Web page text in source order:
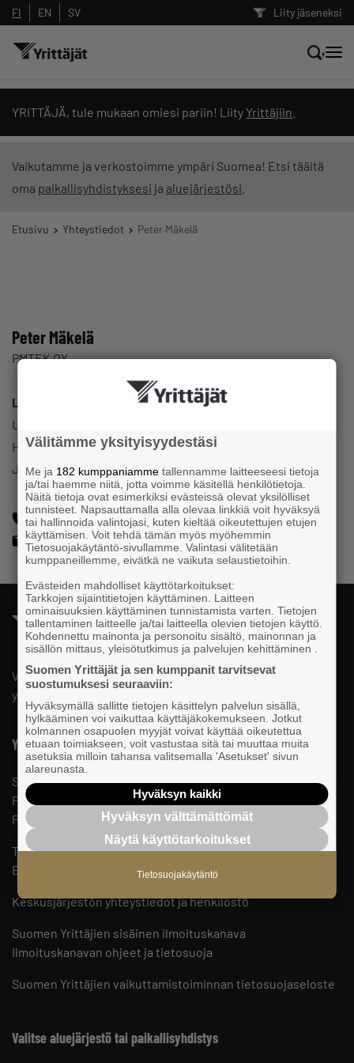
Liity jäseneksi
FI EN SV
YRITTÄJÄ, tule mukaan omiesi pariin! Liity Yrittäjiin
Vaikutamme ja verkostoimme ympäri Suomea! Etsi täältä
oma paikallisyhdistyksesi ja aluejärjestösi
Etusivu Yhteystiedot Peter Mäkelä
Peter Mäkelä
PMTEK OY
Luottamustoimi
Ullavan Yrittäjät
Hallitus
Jäsen
+358407793009
peter@kase.fi
Valtakunnallista, alueellista ja paikallista vaikuttamista pk-
yrittäjien puolesta.
Yhteystiedot
Suomen Yrittäjät
PL 999, 00101 HELSINKI
Puhelinvaihde 09 229 221
Tietosuojaseloste ja evästeet
Evästeasetukset
Keskusjärjestön yhteystiedot ja henkilöstö
Suomen Yrittäjien sisäinen ilmoituskanava
Ilmoituskanavan ohjeet ja tietosuoja
Suomen Yrittäjien vaikuttamistoiminnan tietosuojaseloste
Valitse aluejärjestö tai paikallisyhdistys
Yrittäjien tekoälyltä
Välitämme yksityisyydestäsi
Me ja 182 kumppaniamme tallennamme laitteeseesi tietoja
ja/tai haemme niitä, jotta voimme käsitellä henkilötietoja.
Näitä tietoja ovat esimerkiksi evästeissä olevat yksilölliset
tunnisteet. Napsauttamalla alla olevaa linkkiä voit hyväksyä
tai hallinnoida valintojasi, kuten kieltää oikeutettujen etujen
käyttämisen. Voit tehdä tämän myös myöhemmin
Tietosuojakäytäntö-sivullamme. Valintasi välitetään
kumppaneillemme, eivätkä ne vaikuta selaustietoihin.
Evästeiden mahdolliset käyttötarkoitukset:
Tarkkojen sijaintitietojen käyttäminen. Laitteen
ominaisuuksien käyttäminen tunnistamista varten. Tietojen
tallentaminen laitteelle ja/tai laitteella olevien tietojen käyttö.
Kohdennettu mainonta ja personoitu sisältö, mainonnan ja
sisällön mittaus, yleisötutkimus ja palvelujen kehittäminen .
Suomen Yrittäjät ja sen kumppanit tarvitsevat
suostumuksesi seuraaviin:
Hyväksymällä sallitte tietojen käsittelyn palvelun sisällä,
hylkääminen voi vaikuttaa käyttäjäkokemukseen. Jotkut
kolmannen osapuolen myyjät voivat käyttää oikeutettua
etuaan toimiakseen, voit vastustaa sitä tai muuttaa muita
asetuksia milloin tahansa valitsemalla 'Asetukset' sivun
alareunasta.
Hyväksyn kaikki
Hyväksyn välttämättömät
Näytä käyttötarkoitukset
Tietosuojakäytäntö